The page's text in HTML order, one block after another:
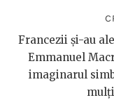
Francezii și-au
Emmanuel
imaginarul